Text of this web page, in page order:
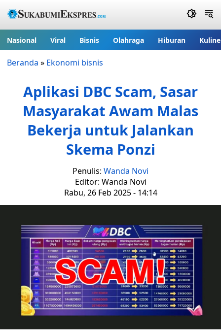
Nasional Viral Bisnis Olahraga Hiburan
Beranda » Ekonomi bisnis
Aplikasi DBC Scam, Sasar
Masyarakat Awam Malas
Bekerja untuk Jalankan
Skema Ponzi
Penulis: Wanda Novi
Editor: Wanda Novi
Rabu, 26 Feb 2025 - 14:14